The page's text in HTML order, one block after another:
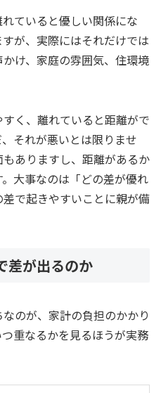
れていると優しい関係にな
が、実際にはそれだけでは
け、家庭の雰囲気、住環境
く、離れていると距離がで
それが悪いとは限りませ
ありますし、距離があるか
大事なのは「どの差が優れ
で起きやすいことに親が備
差が出るのか
のが、家計の負担のかかり
重なるかを見るほうが実務